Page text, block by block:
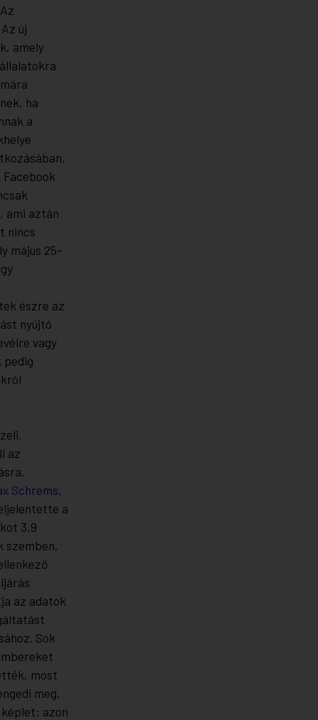
új
amely
ha
a
ami aztán
nincs
május 25-
észre az
nyújtó
vagy
az
Schrems,
a
3,9
szemben,
az adatok
Sok
most
meg,
azon